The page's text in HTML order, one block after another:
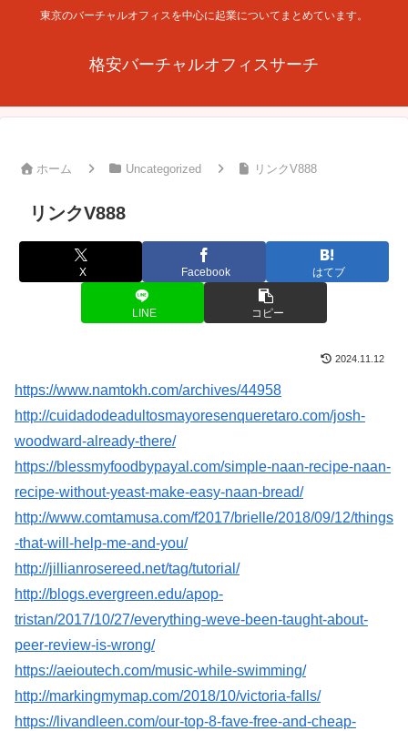
東京のバーチャルオフィスを中心に起業についてまとめています。
格安バーチャルオフィスサーチ
ホーム Uncategorized リンクV888
リンクV888
X Facebook はてブ
LINE コピー
2024.11.12
https://www.namtokh.com/archives/44958
http://cuidadodeadultosmayoresenqueretaro.com/josh-
woodward-already-there/
https://blessmyfoodbypayal.com/simple-naan-recipe-naan-
recipe-without-yeast-make-easy-naan-bread/
http://www.comtamusa.com/f2017/brielle/2018/09/12/things
-that-will-help-me-and-you/
http://jillianrosereed.net/tag/tutorial/
http://blogs.evergreen.edu/apop-
tristan/2017/10/27/everything-weve-been-taught-about-
peer-review-is-wrong/
https://aeioutech.com/music-while-swimming/
http://markingmymap.com/2018/10/victoria-falls/
https://livandleen.com/our-top-8-fave-free-and-cheap-